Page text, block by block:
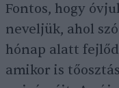
Fontos, hogy
neveljük, ahol
hónap alatt
amikor is